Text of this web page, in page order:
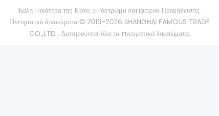
Καλή ποιότητα της Κίνας υπόστρωμα σαπφείρου Προμηθευτής.
Πνευματικά δικαιώματα © 2019-2026 SHANGHAI FAMOUS TRADE
CO.,LTD . Διατηρούνται όλα τα πνευματικά δικαιώματα.